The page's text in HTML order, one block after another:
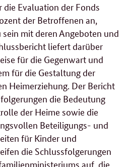
Evaluation der Fonds
der Betroffenen an,
mit deren Angeboten und
liefert darüber
für die Gegenwart und
für die Gestaltung der
Heimerziehung. Der Bericht
die Bedeutung
der Heime sowie die
Beteiligungs- und
für Kinder und
die Schlussfolgerungen
auf, die